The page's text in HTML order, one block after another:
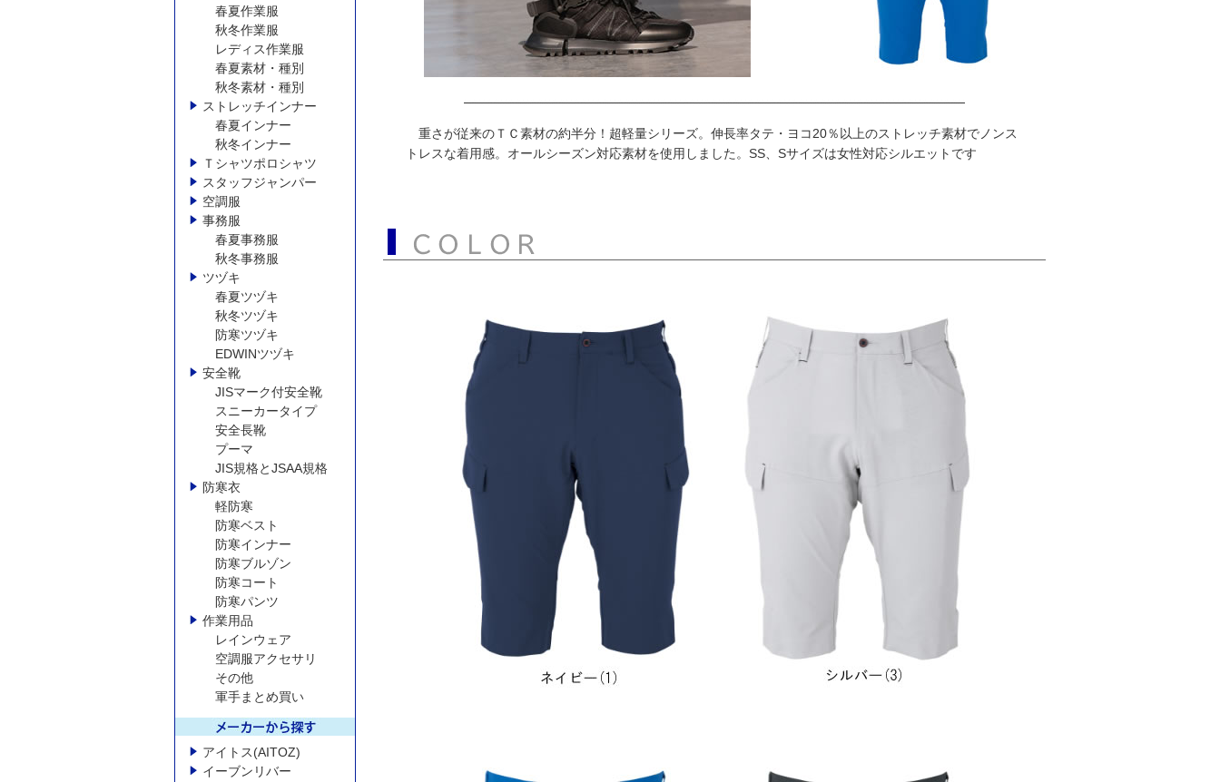
重さが従来のＴＣ素材の約半分！超軽量シリーズ。伸長率タテ・ヨコ20％以上のストレッチ素材でノンス
トレスな着用感。オールシーズン対応素材を使用しました。SS、Sサイズは女性対応シルエットです
春夏作業服
秋冬作業服
レディス作業服
春夏素材・種別
秋冬素材・種別
ストレッチインナー
春夏インナー
秋冬インナー
Ｔシャツポロシャツ
スタッフジャンパー
空調服
事務服
春夏事務服
秋冬事務服
ツヅキ
春夏ツヅキ
秋冬ツヅキ
防寒ツヅキ
EDWINツヅキ
安全靴
JISマーク付安全靴
スニーカータイプ
安全長靴
プーマ
JIS規格とJSAA規格
防寒衣
軽防寒
防寒ベスト
防寒インナー
防寒ブルゾン
防寒コート
防寒パンツ
作業用品
レインウェア
空調服アクセサリ
その他
軍手まとめ買い
アイトス(AITOZ)
イーブンリバー